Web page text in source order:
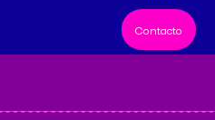
Contacto